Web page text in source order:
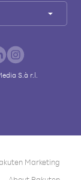
S.à r.l.
Marketing